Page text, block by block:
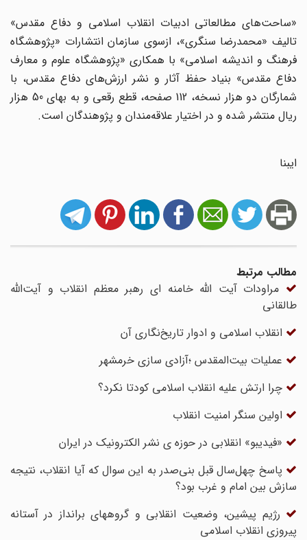
«ساحت‌های مطالعاتی ادبیات انقلاب اسلامی و دفاع مقدس»
تالیف «محمدرضا سنگری»، ازسوی سازمان انتشارات «پژوهشگاه
فرهنگ و اندیشه اسلامی» با همکاری «پژوهشگاه علوم و معارف
دفاع مقدس» بنیاد حفظ آثار و نشر ارزش‌های دفاع مقدس، با
شمارگان دو هزار نسخه، 112 صفحه، قطع رقعی و به بهای 50 هزار
ریال منتشر شده و در اختیار علاقه‌مندان و پژوهندگان است.
ایبنا
مطالب مرتبط
مراودات آیت الله خامنه ای رهبر معظم انقلاب و آیت‌الله
طالقانی
انقلاب اسلامی و ادوار تاریخ‌نگاری آن
عملیات بیت‌المقدس ؛آزادی سازی خرمشهر
چرا ارتش علیه انقلاب اسلامی کودتا نکرد؟
اولین سنگر امنیت انقلاب
«فیدیبو» انقلابی در حوزه ی نشر الکترونیک در ایران
پاسخ چهل‌سال قبل بنی‌صدر به این سوال که آیا انقلاب، نتیجه
سازش بین امام و غرب بود؟
رژیم پیشین، وضعیت انقلابی و گروه‎های برانداز در آستانه
پیروزی انقلاب اسلامی